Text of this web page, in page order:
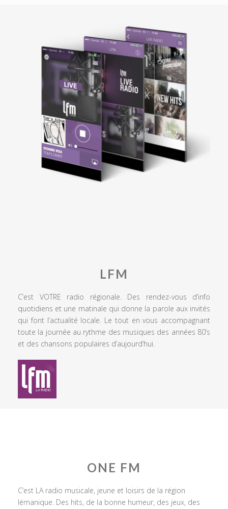
LFM
C’est VOTRE radio régionale. Des rendez-vous d’info
quotidiens et une matinale qui donne la parole aux invités
qui font l’actualité locale. Le tout en vous accompagnant
toute la journée au rythme des musiques des années 80’s
et des chansons populaires d’aujourd’hui.
ONE FM
C’est LA radio musicale, jeune et loisirs de la région
lémanique. Des hits, de la bonne humeur, des jeux, des